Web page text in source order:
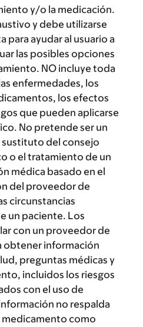
y/o la medicación.
y debe utilizarse
para ayudar al usuario a
las posibles opciones
NO incluye toda
enfermedades, los
los efectos
que pueden aplicarse
No pretende ser un
del consejo
o el tratamiento de un
médica basado en el
del proveedor de
circunstancias
un paciente. Los
con un proveedor de
obtener información
preguntas médicas y
incluidos los riesgos
con el uso de
no respalda
como